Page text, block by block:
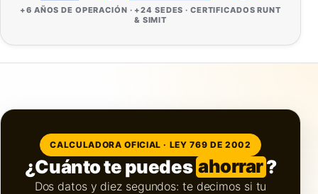
+6 AÑOS DE OPERACIÓN · +24 SEDES · CERTIFICADOS RUNT
& SIMIT
CALCULADORA OFICIAL · LEY 769 DE 2002
¿Cuánto te puedes ahorrar?
Dos datos y diez segundos: te decimos si tu